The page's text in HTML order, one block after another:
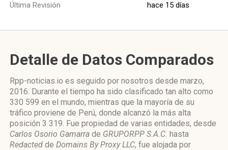
Última Revisión hace 15 días
Detalle de Datos Comparados
Rpp-noticias.io es seguido por nosotros desde marzo,
2016. Durante el tiempo ha sido clasificado tan alto como
330 599 en el mundo, mientras que la mayoría de su
tráfico proviene de Perú, donde alcanzó la más alta
posición 3 319. Fue propiedad de varias entidades, desde
Carlos Osorio Gamarra de GRUPORPP S.A.C. hasta
Redacted de Domains By Proxy LLC, fue alojada por